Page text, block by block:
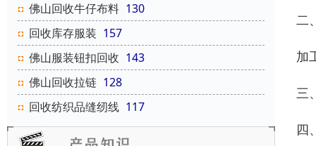
佛山回收牛仔布料 130
回收库存服装 157
佛山服装钮扣回收 143
佛山回收拉链 128
回收纺织品缝纫线 117
二
加
三
四